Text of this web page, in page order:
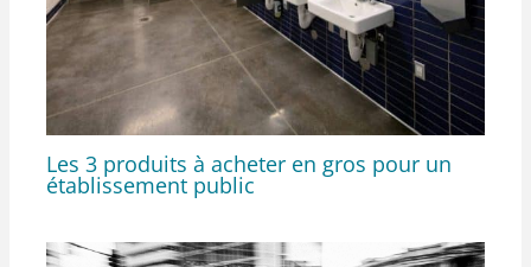
Les 3 produits à acheter en gros pour un
établissement public